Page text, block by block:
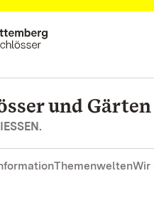
und
ThemenweltenWir